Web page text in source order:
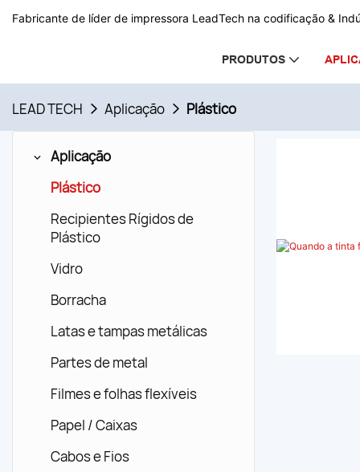
Fabricante de líder de impressora LeadTech na codificação &
PRODUTOS
LEAD TECH Aplicação Plástico
Aplicação
Plástico
Recipientes Rígidos de
Plástico
Vidro
Borracha
Latas e tampas metálicas
Partes de metal
Filmes e folhas flexíveis
Papel / Caixas
Cabos e Fios